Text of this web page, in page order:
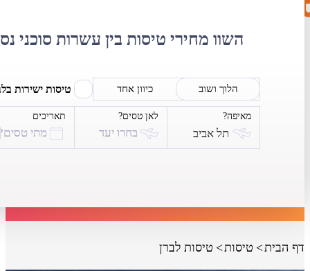
בחו"ל
השכרת
רכב
השוו מחירי טיסות בין עשרות סוכני
הלוך ושוב כיוון אחד טיסות ישירות
מאיפה?
תל אביב
לאן טסים?
בחרו יעד
תאריכים
מתי
דף הבית טיסות טיסות לברן